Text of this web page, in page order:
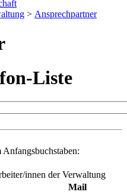
> Ansprechpartner
Liste
innen der Verwaltung
Mail